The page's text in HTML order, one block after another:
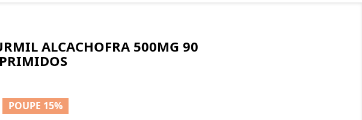
ALCACHOFRA 500MG 90
POUPE 15%